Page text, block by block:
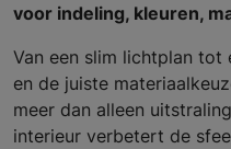
voor indeling, kleuren,
Van een slim lichtplan
en de juiste
meer dan alleen
interieur verbetert de